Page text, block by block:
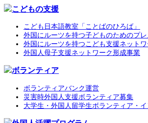
こどもの支援
こども日本語教室「ことばのひろば」
外国にルーツを持つ子どものためのプ
外国にルーツを持つこども支援ネット
外国人母子支援ネットワーク形成事業
ボランティア
ボランティアバンク運営
災害時外国人支援ボランティア募集
大学生・外国人留学生ボランティア・